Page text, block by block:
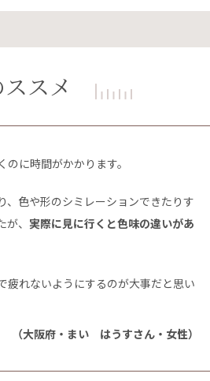
スメ
に時間がかかります。
色や形のシミレーションできたりす
、 実際に見に行くと色味の違いがあ
疲れないようにするのが大事だと思い
（大阪府・まい はうすさん・女性）